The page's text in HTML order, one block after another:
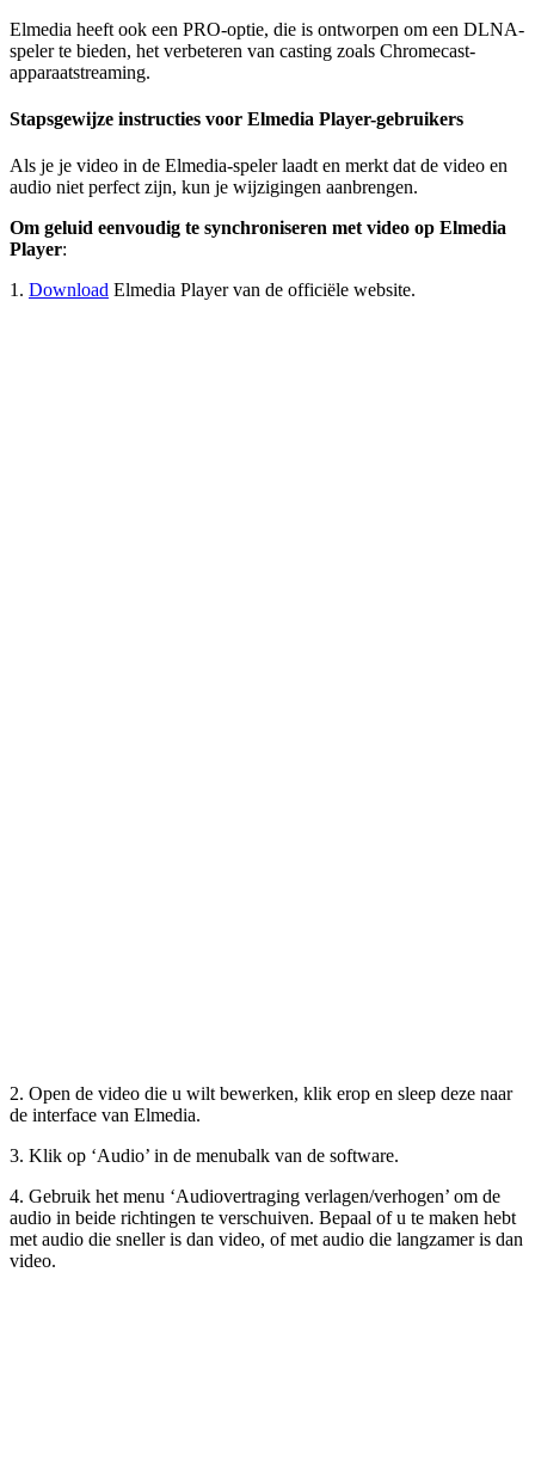
Elmedia heeft ook een PRO-optie, die is ontworpen om een DLNA-
speler te bieden, het verbeteren van casting zoals Chromecast-
apparaatstreaming.
Stapsgewijze instructies voor Elmedia Player-gebruikers
Als je je video in de Elmedia-speler laadt en merkt dat de video en
audio niet perfect zijn, kun je wijzigingen aanbrengen.
Om geluid eenvoudig te synchroniseren met video op Elmedia
Player:
1. Download Elmedia Player van de officiële website.
2. Open de video die u wilt bewerken, klik erop en sleep deze naar
de interface van Elmedia.
3. Klik op ‘Audio’ in de menubalk van de software.
4. Gebruik het menu ‘Audiovertraging verlagen/verhogen’ om de
audio in beide richtingen te verschuiven. Bepaal of u te maken hebt
met audio die sneller is dan video, of met audio die langzamer is dan
video.